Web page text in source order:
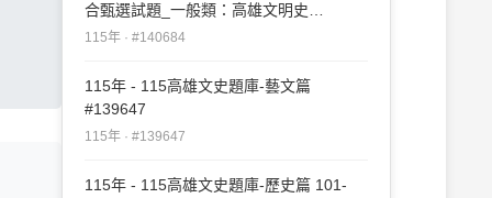
合甄選試題_一般類：高雄文明史
#140684
115年 · #140684
115年 - 115高雄文史題庫-藝文篇
#139647
115年 · #139647
115年 - 115高雄文史題庫-歷史篇 101-